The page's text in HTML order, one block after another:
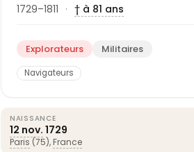
1729–1811 · † à 81 ans
Explorateurs Militaires
Navigateurs
NAISSANCE
12 nov. 1729
Paris (75), France